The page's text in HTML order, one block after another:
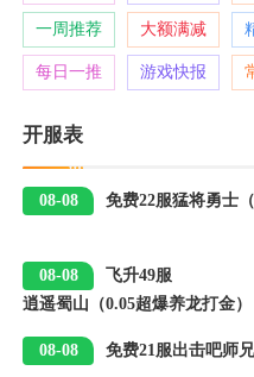
一周推荐 大额满减
每日一推 游戏快报
开服表
08-08
免费22服猛将勇士
08-08
00:05
飞升49服
逍遥蜀山（0.05超爆养龙打金）
08-08
免费21服出击吧师